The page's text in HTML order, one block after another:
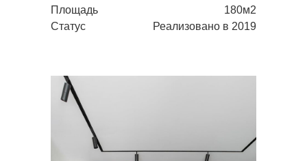
Площадь
Статус
180м2
Реализовано в 2019